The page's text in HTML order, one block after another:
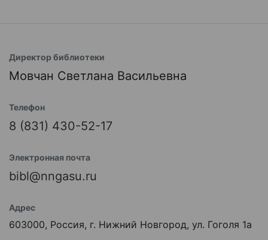
Директор библиотеки
Мовчан Светлана Васильевна
Телефон
8 (831) 430-52-17
Электронная почта
bibl@nngasu.ru
Адрес
603000, Россия, г. Нижний Новгород, ул. Гоголя 1а